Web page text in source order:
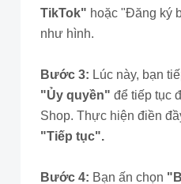
TikTok" hoặc "Đăng ký
như hình.
Bước 3: Lúc này, bạn
"Ủy quyền" để tiếp tục
Shop. Thực hiện điền
"Tiếp tục".
Bước 4: Bạn ấn chọn